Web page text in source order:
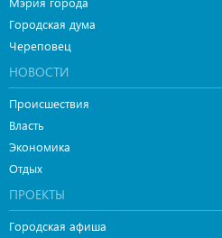
Городская дума
Череповец
НОВОСТИ
Происшествия
Власть
Экономика
Отдых
ПРОЕКТЫ
Городская афиша